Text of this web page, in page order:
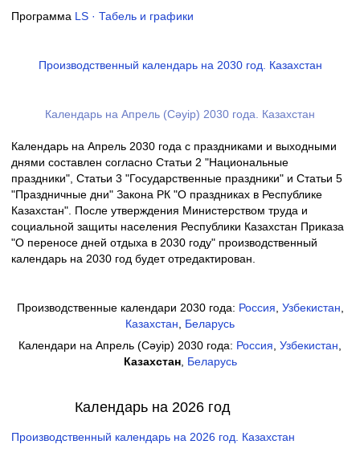
Программа LS · Табель и графики
Производственный календарь на 2030 год. Казахстан
Календарь на Апрель (Сәуір) 2030 года. Казахстан
Календарь на Апрель 2030 года с праздниками и выходными
днями составлен согласно Статьи 2 "Национальные
праздники", Статьи 3 "Государственные праздники" и Статьи 5
"Праздничные дни" Закона РК "О праздниках в Республике
Казахстан". После утверждения Министерством труда и
социальной защиты населения Республики Казахстан Приказа
"О переносе дней отдыха в 2030 году" производственный
календарь на 2030 год будет отредактирован.
Производственные календари 2030 года: Россия, Узбекистан,
Казахстан, Беларусь
Календари на Апрель (Сәуір) 2030 года: Россия, Узбекистан,
Казахстан, Беларусь
Календарь на 2026 год
Производственный календарь на 2026 год. Казахстан